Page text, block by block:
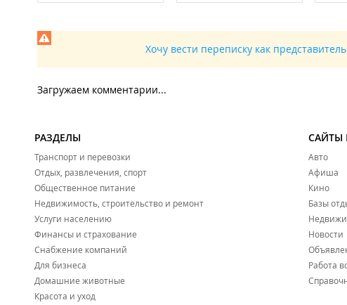
Хочу вести переписку как
Загружаем комментарии...
РАЗДЕЛЫ
Транспорт и перевозки
Отдых, развлечения, спорт
Общественное питание
Недвижимость, строительство и ремонт
Услуги населению
Финансы и страхование
Снабжение компаний
Для бизнеса
Домашние животные
Красота и уход
САЙТЫ
Авто
Афиша
Кино
Базы
Новости
Работа